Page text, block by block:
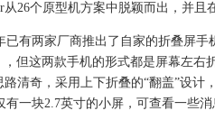
从26个原型机方案中脱颖而出，并且
两家厂商推出了自家的折叠屏手
，但这两款手机的形式都是屏幕左
路清奇，采用上下折叠的“翻盖”设
有一块2.7英寸的小屏，可查看一些消